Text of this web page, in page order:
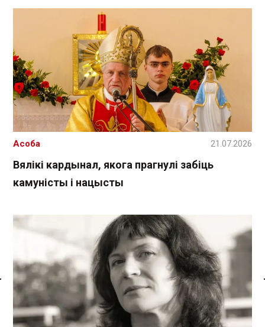
Спасылка без VPN
Вялікі кардынал, якога прагнулі забіць
камуністы і нацысты
Асоба 21.07.2026